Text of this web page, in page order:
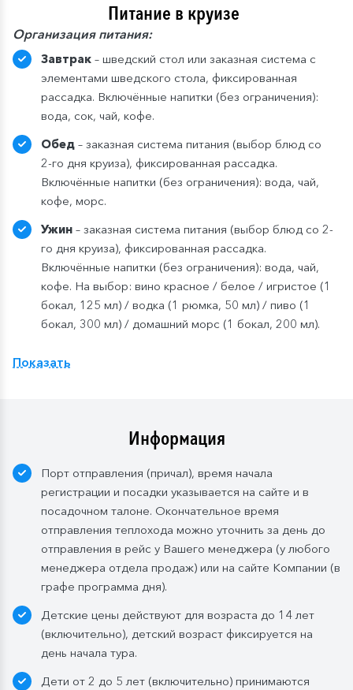
Питание в круизе
Организация питания:
Завтрак – шведский стол или заказная система с
элементами шведского стола, фиксированная
рассадка. Включённые напитки (без ограничения):
вода, сок, чай, кофе.
Обед – заказная система питания (выбор блюд со
2-го дня круиза), фиксированная рассадка.
Включённые напитки (без ограничения): вода, чай,
кофе, морс.
Ужин – заказная система питания (выбор блюд со 2-
го дня круиза), фиксированная рассадка.
Включённые напитки (без ограничения): вода, чай,
кофе. На выбор: вино красное / белое / игристое (1
бокал, 125 мл) / водка (1 рюмка, 50 мл) / пиво (1
бокал, 300 мл) / домашний морс (1 бокал, 200 мл).
Компания
Показать
Информация
Порт отправления (причал), время начала
регистрации и посадки указывается на сайте и в
посадочном талоне. Окончательное время
отправления теплохода можно уточнить за день до
отправления в рейс у Вашего менеджера (у любого
менеджера отдела продаж) или на сайте Компании (в
графе программа дня).
Детские цены действуют для возраста до 14 лет
(включительно), детский возраст фиксируется на
день начала тура.
Дети от 2 до 5 лет (включительно) принимаются